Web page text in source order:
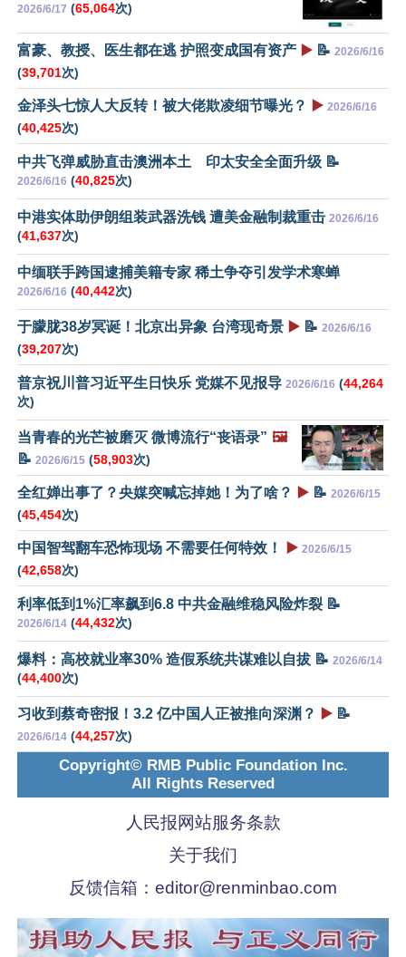
2026/6/17 (65,064次)
富豪、教授、医生都在逃 护照变成国有资产 ▶️ 📝 2026/6/16
(39,701次)
金泽头七惊人大反转！被大佬欺凌细节曝光？ ▶️ 2026/6/16
(40,425次)
中共飞弹威胁直击澳洲本土 印太安全全面升级 📝
2026/6/16 (40,825次)
中港实体助伊朗组装武器洗钱 遭美金融制裁重击 2026/6/16
(41,637次)
中缅联手跨国逮捕美籍专家 稀土争夺引发学术寒蝉
2026/6/16 (40,442次)
于朦胧38岁冥诞！北京出异象 台湾现奇景 ▶️ 📝 2026/6/16
(39,207次)
普京祝川普习近平生日快乐 党媒不见报导 2026/6/16 (44,264
次)
当青春的光芒被磨灭 微博流行“丧语录” 🖼️
📝 2026/6/15 (58,903次)
全红婵出事了？央媒突喊忘掉她！为了啥？ ▶️ 📝 2026/6/15
(45,454次)
中国智驾翻车恐怖现场 不需要任何特效！ ▶️ 2026/6/15
(42,658次)
利率低到1%汇率飙到6.8 中共金融维稳风险炸裂 📝
2026/6/14 (44,432次)
爆料：高校就业率30% 造假系统共谋难以自拔 📝 2026/6/14
(44,400次)
习收到蔡奇密报！3.2 亿中国人正被推向深渊？ ▶️ 📝
2026/6/14 (44,257次)
Copyright© RMB Public Foundation Inc.
All Rights Reserved
人民报网站服务条款
关于我们
反馈信箱： editor@renminbao.com